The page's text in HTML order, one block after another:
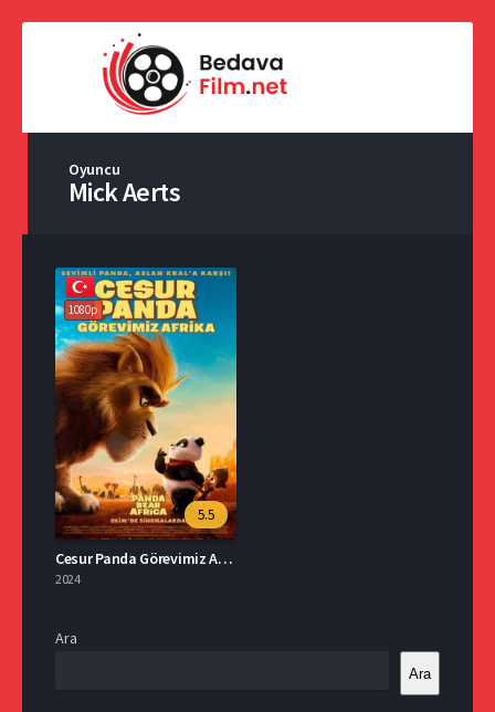
Oyuncu
Mick Aerts
1080p
5.5
Cesur Panda Görevimiz Afrika Türkçe Dublaj İzle
2024
Ara
Ara